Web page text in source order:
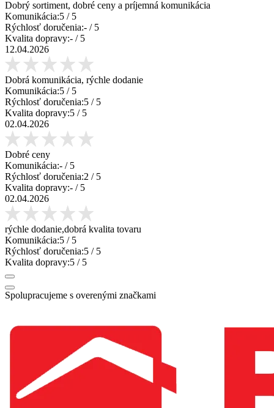
Dobrý sortiment, dobré ceny a príjemná komunikácia
Komunikácia:5 / 5
Rýchlosť doručenia:- / 5
Kvalita dopravy:- / 5
12.04.2026
Dobrá komunikácia, rýchle dodanie
Komunikácia:5 / 5
Rýchlosť doručenia:5 / 5
Kvalita dopravy:5 / 5
02.04.2026
Dobré ceny
Komunikácia:- / 5
Rýchlosť doručenia:2 / 5
Kvalita dopravy:- / 5
02.04.2026
rýchle dodanie,dobrá kvalita tovaru
Komunikácia:5 / 5
Rýchlosť doručenia:5 / 5
Kvalita dopravy:5 / 5
Spolupracujeme s overenými značkami